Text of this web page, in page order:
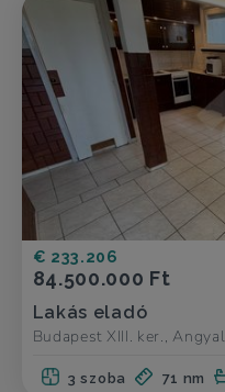
€ 233.206
84.500.000 Ft
Lakás eladó
Budapest XIII. ker.,
3 szoba 71 nm